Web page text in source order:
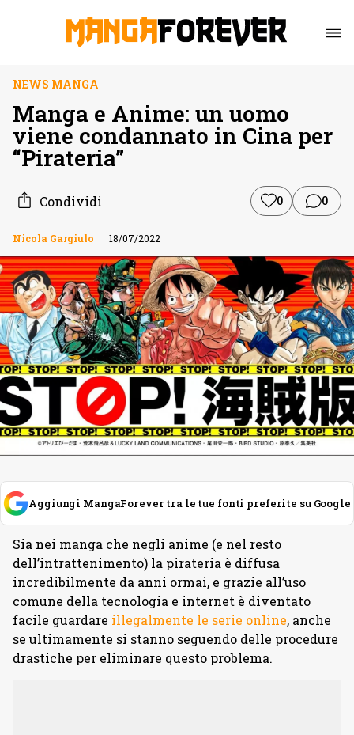
NEWS MANGA
Manga e Anime: un uomo
viene condannato in Cina per
“Pirateria”
Condividi 0 0
Nicola Gargiulo 18/07/2022
Aggiungi MangaForever tra le tue fonti preferite su Google
Sia nei manga che negli anime (e nel resto
dell’intrattenimento) la pirateria è diffusa
incredibilmente da anni ormai, e grazie all’uso
comune della tecnologia e internet è diventato
facile guardare illegalmente le serie online, anche
se ultimamente si stanno seguendo delle procedure
drastiche per eliminare questo problema.